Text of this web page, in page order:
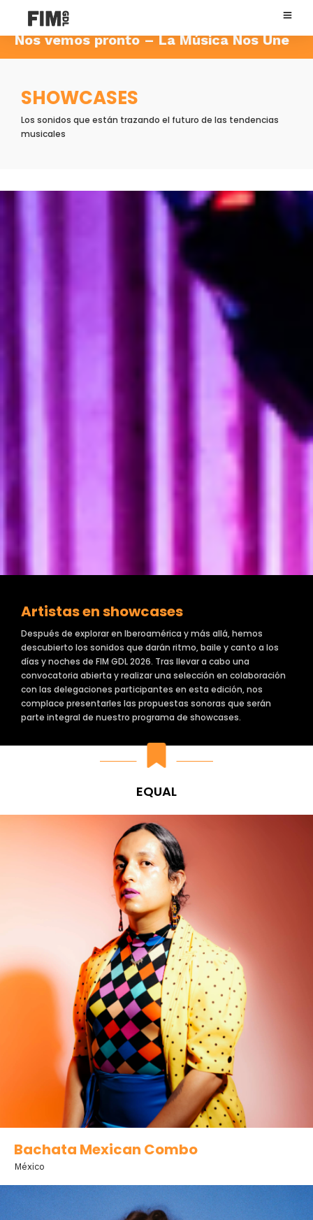
Nos Une Nos vemos pronto – La
SHOWCASES
Los sonidos que están trazando el futuro de las tendencias
musicales
Artistas en showcases
Después de explorar en Iberoamérica y más allá, hemos
descubierto los sonidos que darán ritmo, baile y canto a los
días y noches de FIM GDL 2026. Tras llevar a cabo una
convocatoria abierta y realizar una selección en colaboración
con las delegaciones participantes en esta edición, nos
complace presentarles las propuestas sonoras que serán
parte integral de nuestro programa de showcases.
EQUAL
Bachata Mexican Combo
México